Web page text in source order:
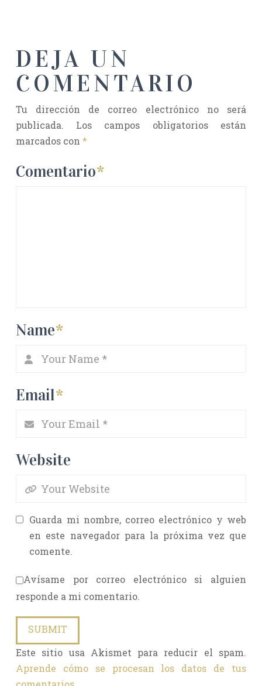
DEJA UN
COMENTARIO
Tu dirección de correo electrónico no será
publicada.
Los campos obligatorios están
marcados con *
Comentario*
Name*
Email*
Website
Guarda mi nombre, correo electrónico y web
en este navegador para la próxima vez que
comente.
Avísame por correo electrónico si alguien
responde a mi comentario.
Este sitio usa Akismet para reducir el spam.
Aprende cómo se procesan los datos de tus